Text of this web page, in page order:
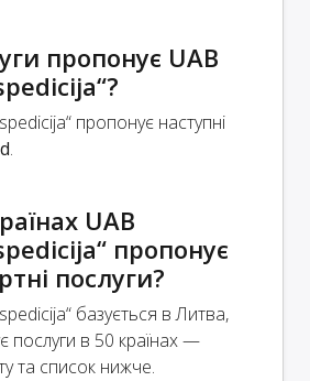
пропонує UAB
пропонує наступні
.
UAB
пропонує
послуги?
базується в Литва,
послуги в 50 країнах —
та список нижче.